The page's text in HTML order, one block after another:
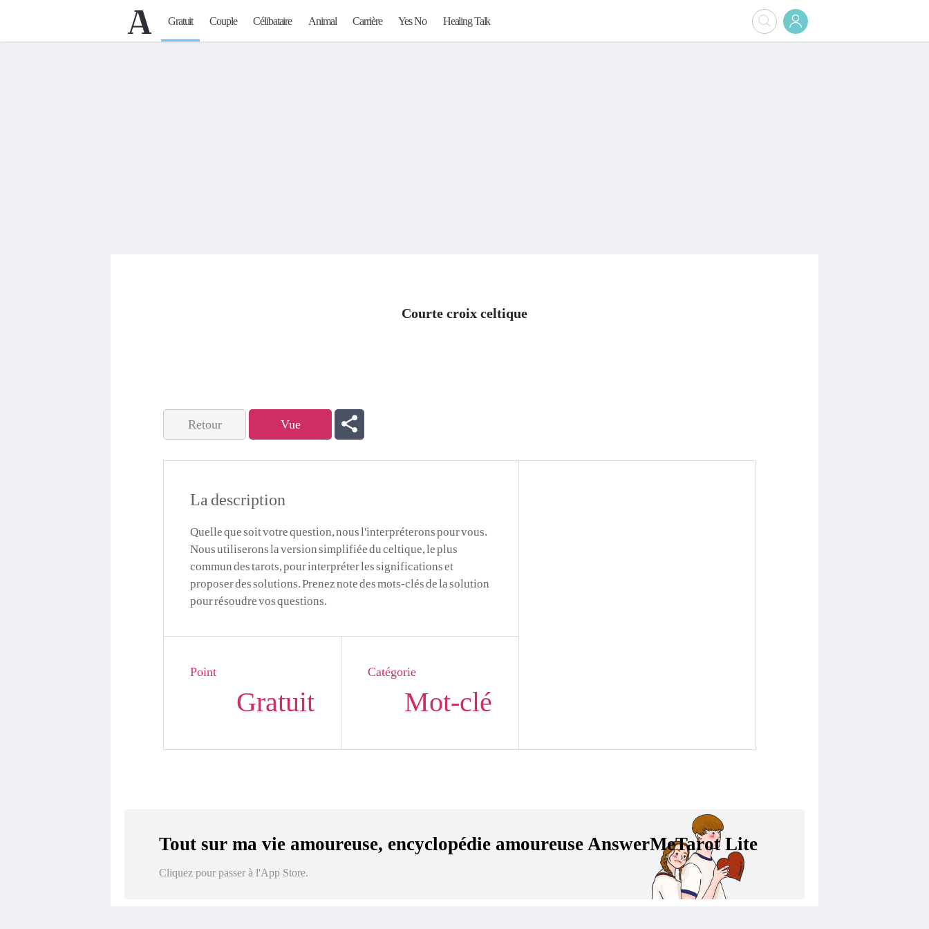
Gratuit Couple Célibataire Animal Carrière Yes No Healing Talk
Courte croix celtique
Retour Vue
La description
Quelle que soit votre question, nous l'interpréterons pour vous.
Nous utiliserons la version simplifiée du celtique, le plus
commun des tarots, pour interpréter les significations et
proposer des solutions. Prenez note des mots-clés de la solution
pour résoudre vos questions.
Point
Gratuit
Catégorie
Mot-clé
Tout sur ma vie amoureuse, encyclopédie amoureuse AnswerMeTarot Lite
Cliquez pour passer à l'App Store.